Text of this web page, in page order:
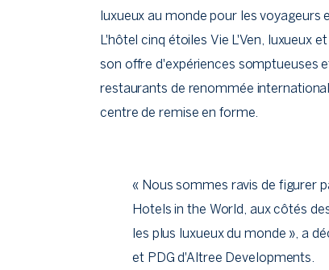
luxueux au monde pour les voyageurs
L'hôtel cinq étoiles Vie L'Ven, luxueux
son offre d'expériences somptueuses
restaurants de renommée
centre de remise en forme.
« Nous sommes ravis de figurer
Hotels in the World, aux côtés
les plus luxueux du monde », a
et PDG d'Altree Developments.